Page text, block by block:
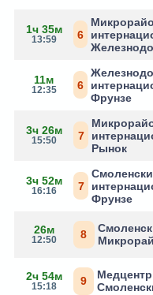
1ч 35м
13:59 6
11м
12:35 6
Фрунзе
3ч 26м
15:50 7
Рынок
3ч 52м
16:16 7
Фрунзе
26м
12:50 8
2ч 54м
15:18 9